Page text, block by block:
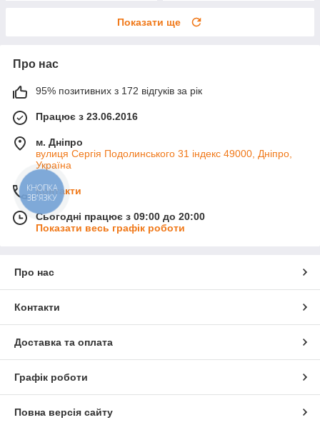
Показати ще
Про нас
95% позитивних з 172 відгуків за рік
Працює з 23.06.2016
м. Дніпро
вулиця Сергія Подолинського 31 індекс 49000, Дніпро,
Україна
Контакти
Сьогодні працює з 09:00 до 20:00
Показати весь графік роботи
Про нас
Контакти
Доставка та оплата
Графік роботи
Повна версія сайту
КНОПКА
ЗВ'ЯЗКУ